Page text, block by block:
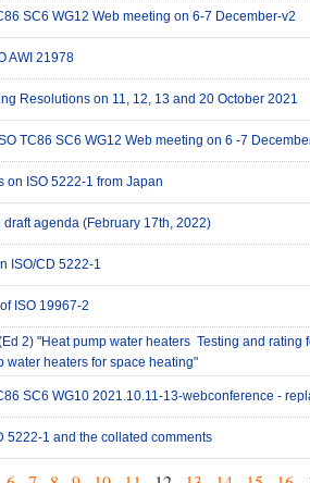
SC6 WG12 Web meeting on 6-7 December-v2
AWI 21978
Resolutions on 11, 12, 13 and 20 October 2021
TC86 SC6 WG12 Web meeting on 6 -7
on ISO 5222-1 from Japan
draft agenda (February 17th, 2022)
ISO/CD 5222-1
ISO 19967-2
2) "Heat pump water heaters  Testing and rating
water heaters for space heating"
SC6 WG10 2021.10.11-13-webconference -
5222-1 and the collated comments